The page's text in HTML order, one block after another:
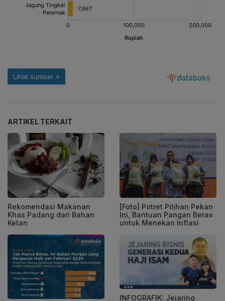
ARTIKEL TERKAIT
Rekomendasi Makanan
Khas Padang dari Bahan
Ketan
[Foto] Potret Pilihan Pekan
Ini, Bantuan Pangan Beras
untuk Menekan Inflasi
INFOGRAFIK: Jejaring